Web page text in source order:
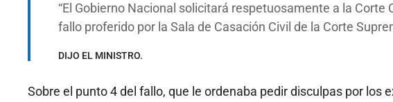
El Gobierno Nacional solicitará respetuosamente a la Corte
fallo proferido por la Sala de Casación Civil de la Corte
DIJO EL MINISTRO.
Sobre el punto 4 del fallo, que le ordenaba pedir disculpas por los